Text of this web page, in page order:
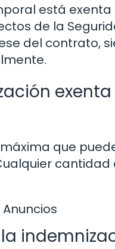
está
de la
del contrato,
que
Anuncios